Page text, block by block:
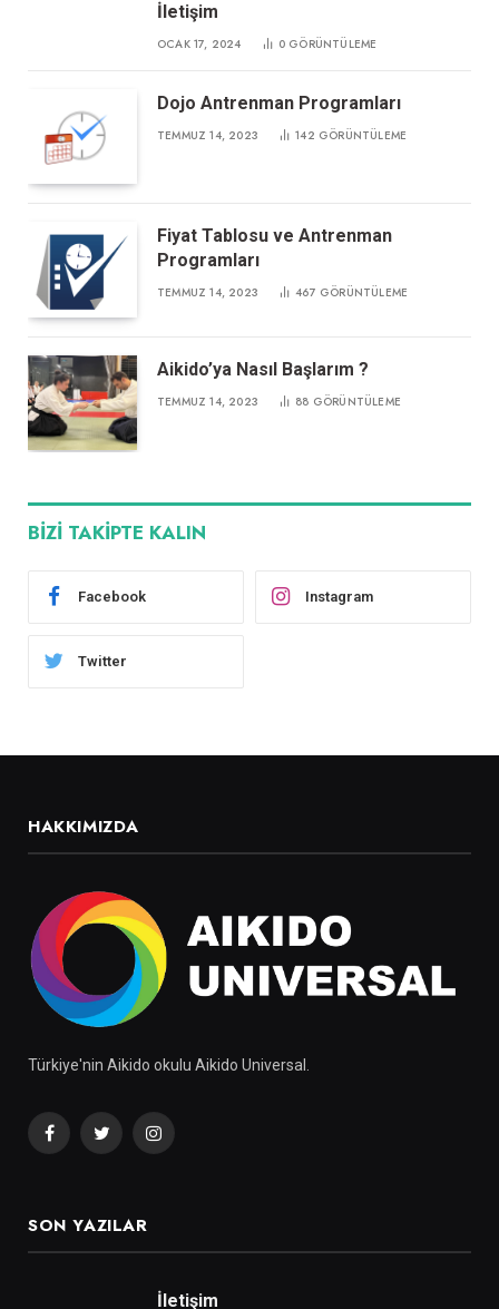
İletişim
OCAK 17, 2024 0 GÖRÜNTÜLEME
Dojo Antrenman Programları
TEMMUZ 14, 2023 142 GÖRÜNTÜLEME
Fiyat Tablosu ve Antrenman
Programları
TEMMUZ 14, 2023 467 GÖRÜNTÜLEME
Aikido’ya Nasıl Başlarım ?
TEMMUZ 14, 2023 88 GÖRÜNTÜLEME
BIZI TAKIPTE KALIN
Facebook Instagram
Twitter
HAKKIMIZDA
Türkiye'nin Aikido okulu Aikido Universal.
FacebookTwitterInstagram
SON YAZILAR
İletişim